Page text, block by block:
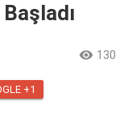
 130
+1